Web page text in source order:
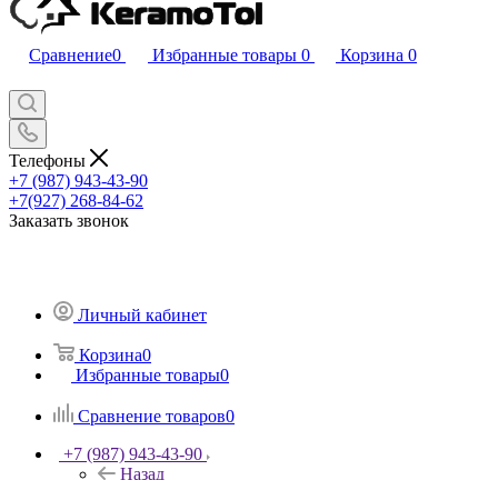
Сравнение0 Избранные товары 0 Корзина 0
Телефоны
+7 (987) 943-43-90
+7(927) 268-84-62
Заказать звонок
Личный кабинет
Корзина0
Избранные товары0
Сравнение товаров0
+7 (987) 943-43-90
Назад